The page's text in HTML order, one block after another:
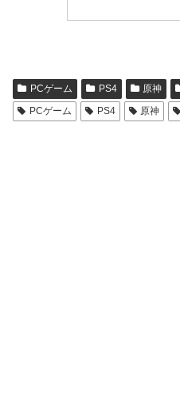
PCゲーム PS4 原神
PCゲーム
PS4 原神